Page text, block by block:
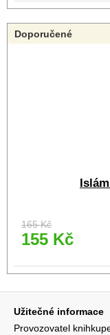
Doporučené
165 Kč
155 Kč
Užitečné informace
Provozovatel